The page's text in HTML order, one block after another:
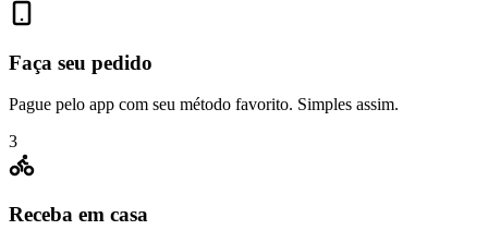
Faça seu pedido
Pague pelo app com seu método favorito. Simples assim.
3
Receba em casa